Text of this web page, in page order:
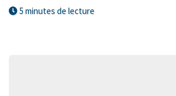
5 minutes de lecture